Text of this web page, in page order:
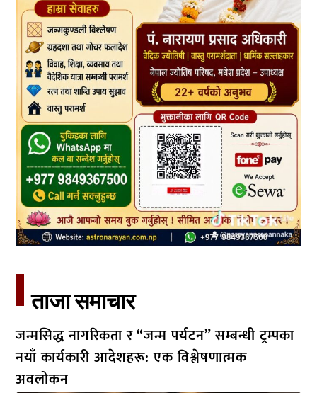
ताजा समाचार​
जन्मसिद्ध नागरिकता र “जन्म पर्यटन” सम्बन्धी ट्रम्पका
नयाँ कार्यकारी आदेशहरू: एक विश्लेषणात्मक
अवलोकन